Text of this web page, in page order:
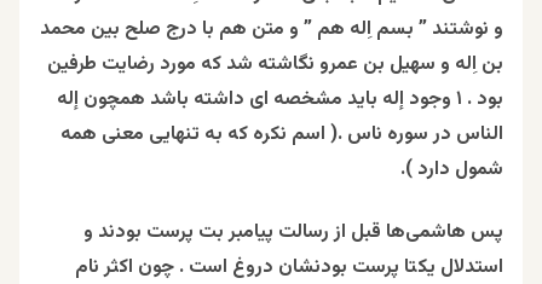
و نوشتند ” بسم اِله هم ” و متن هم با درج صلح بین محمد
بن اِله و سهیل بن عمرو نگاشته شد که مورد رضایت طرفین
بود . ۱ وجود إله باید مشخصه ای داشته باشد همچون إله
الناس در سوره ناس .( اسم نکره که به تنهایی معنی همه
شمول دارد ).
پس هاشمی‌ها قبل از رسالت پیامبر بت پرست بودند و
استدلال یکتا پرست بودنشان دروغ است . چون اکثر نام